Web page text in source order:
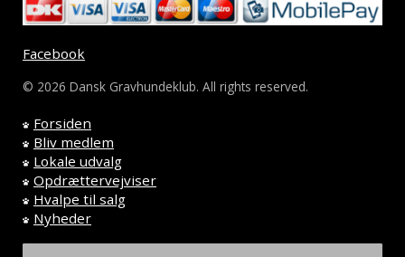
Facebook
© 2026 Dansk Gravhundeklub. All rights reserved.
Forsiden
Bliv medlem
Lokale udvalg
Opdrættervejviser
Hvalpe til salg
Nyheder